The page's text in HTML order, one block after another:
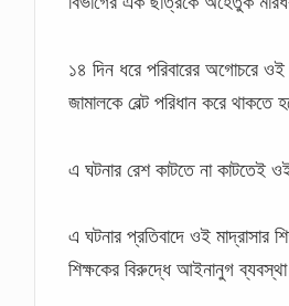
১৪ দিন ধরে পরিবারের অগোচরে ওই
জামালকে বেল্ট পরিধান করে থাকতে
এ ঘটনার রেশ কাটতে না কাটতেই ওই
এ ঘটনার প্রতিবাদে ওই মাদ্রাসার
শিক্ষকের বিরুদ্ধে আইনানুগ ব্যবস্থা